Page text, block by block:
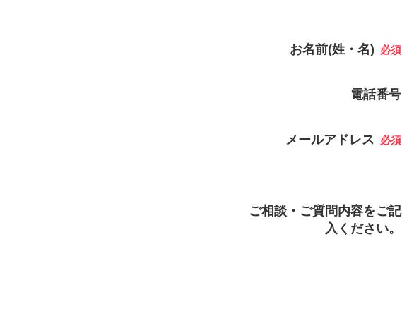
お名前(姓・名) 必須
電話番号
メールアドレス 必須
ご相談・ご質問内容をご記
入ください。